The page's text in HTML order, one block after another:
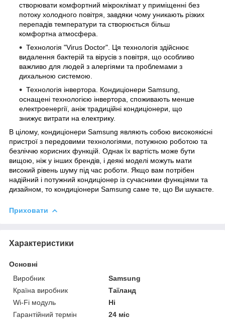
створювати комфортний мікроклімат у приміщенні без
потоку холодного повітря, завдяки чому уникають різких
перепадів температури та створюється більш
комфортна атмосфера.
Технологія "Virus Doctor". Ця технологія здійснює
видалення бактерій та вірусів з повітря, що особливо
важливо для людей з алергіями та проблемами з
дихальною системою.
Технологія інвертора. Кондиціонери Samsung,
оснащені технологією інвертора, споживають менше
електроенергії, аніж традиційні кондиціонери, що
знижує витрати на електрику.
В цілому, кондиціонери Samsung являють собою високоякісні
пристрої з передовими технологіями, потужною роботою та
безліччю корисних функцій. Однак їх вартість може бути
вищою, ніж у інших брендів, і деякі моделі можуть мати
високий рівень шуму під час роботи. Якщо вам потрібен
надійний і потужний кондиціонер із сучасними функціями та
дизайном, то кондиціонери Samsung саме те, що Ви шукаєте.
Приховати
Характеристики
Основні
Виробник
Samsung
Країна виробник
Таїланд
Wi-Fi модуль
Ні
Гарантійний термін
24 міс